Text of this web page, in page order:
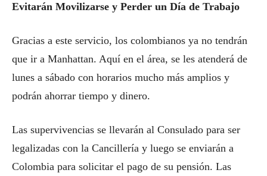
Evitarán Movilizarse y Perder un Día de Trabajo
Gracias a este servicio, los colombianos ya no tendrán
que ir a Manhattan. Aquí en el área, se les atenderá de
lunes a sábado con horarios mucho más amplios y
podrán ahorrar tiempo y dinero.
Las supervivencias se llevarán al Consulado para ser
legalizadas con la Cancillería y luego se enviarán a
Colombia para solicitar el pago de su pensión. Las